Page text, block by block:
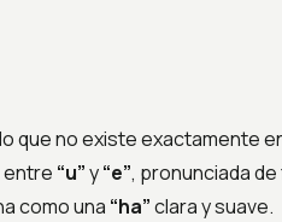
que no existe exactamente
entre “u”y“e”, pronunciada
como una “ha”clara y suave.